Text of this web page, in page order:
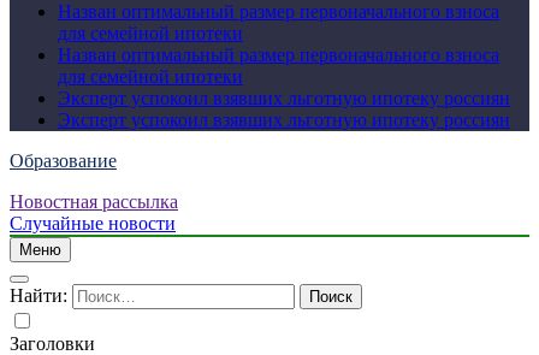
Назван оптимальный размер первоначального взноса
для семейной ипотеки
Назван оптимальный размер первоначального взноса
для семейной ипотеки
Эксперт успокоил взявших льготную ипотеку россиян
Эксперт успокоил взявших льготную ипотеку россиян
Образование
Новостная рассылка
Случайные новости
Меню
Найти:
Заголовки